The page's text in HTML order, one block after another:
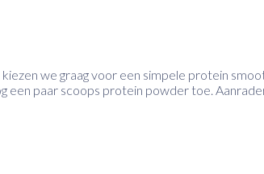
we graag voor een simpele protein
een paar scoops protein powder toe.